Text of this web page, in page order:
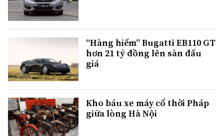
“Hàng hiếm” Bugatti EB110 GT
hơn 21 tỷ đồng lên sàn đấu
giá
Kho báu xe máy cổ thời Pháp
giữa lòng Hà Nội